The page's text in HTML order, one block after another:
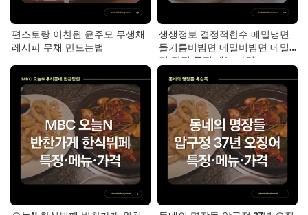
편스토랑 이찬원 윤주모 무생채
레시피 무채 만드는법
생생정보 결정적한수 메밀냉면
들기름비빔면 메밀비빔면 메밀
면 맛집 특징·메뉴·가격